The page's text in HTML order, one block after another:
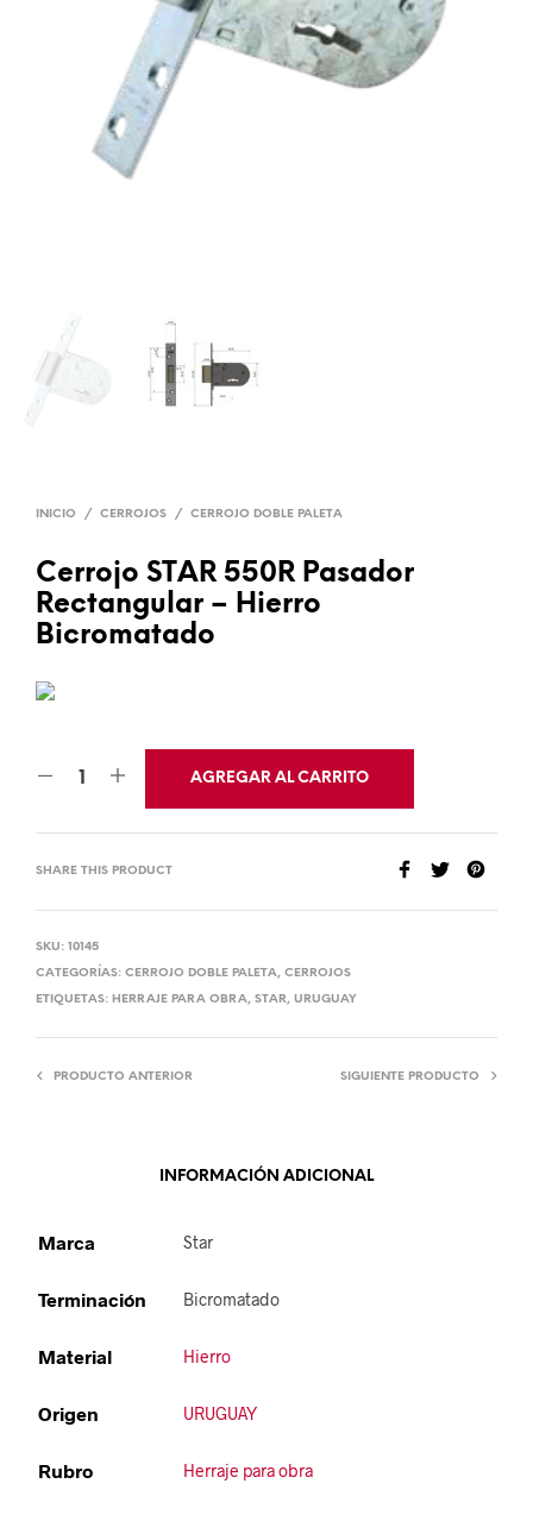
INICIO / CERROJOS / CERROJO DOBLE PALETA
Cerrojo STAR 550R Pasador
Rectangular – Hierro
Bicromatado
AGREGAR AL CARRITO
SHARE THIS PRODUCT
SKU: 10145
CATEGORÍAS: CERROJO DOBLE PALETA, CERROJOS
ETIQUETAS: HERRAJE PARA OBRA, STAR, URUGUAY
PRODUCTO ANTERIOR SIGUIENTE PRODUCTO
INFORMACIÓN ADICIONAL
Marca Star
Terminación Bicromatado
Material Hierro
Origen URUGUAY
Rubro Herraje para obra